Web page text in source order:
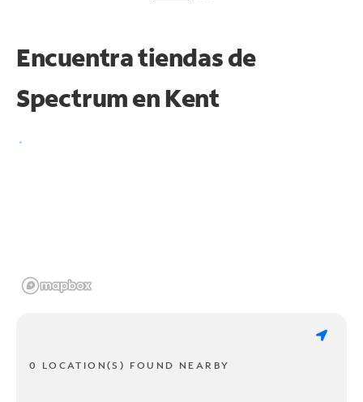
Encuentra tiendas de
Spectrum en Kent
0 LOCATION(S) FOUND NEARBY